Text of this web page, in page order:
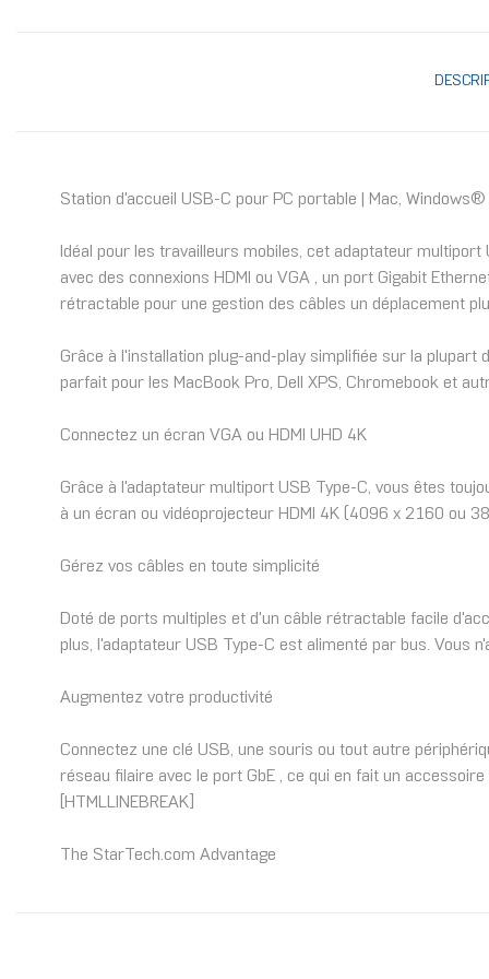
Station d'accueil USB-C pour PC portable | Mac,
Idéal pour les travailleurs mobiles, cet adaptateur
avec des connexions HDMI ou VGA , un port Gigabit
rétractable pour une gestion des câbles un déplacement
Grâce à l'installation plug-and-play simplifiée sur la
parfait pour les MacBook Pro, Dell XPS, Chromebook et
Connectez un écran VGA ou HDMI UHD 4K
Grâce à l'adaptateur multiport USB Type-C, vous êtes
à un écran ou vidéoprojecteur HDMI 4K (4096 x 2160 ou
Gérez vos câbles en toute simplicité
Doté de ports multiples et d'un câble rétractable facile
plus, l'adaptateur USB Type-C est alimenté par bus. Vous
Augmentez votre productivité
Connectez une clé USB, une souris ou tout autre
réseau filaire avec le port GbE , ce qui en fait un
[HTMLLINEBREAK]
The StarTech.com Advantage